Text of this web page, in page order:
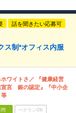
話を聞きたい応募可
ス制*オフィス内服
ワイトさ／ 『健康経営
宣言 銀の認定』『中小企
等
問 ベテランOK